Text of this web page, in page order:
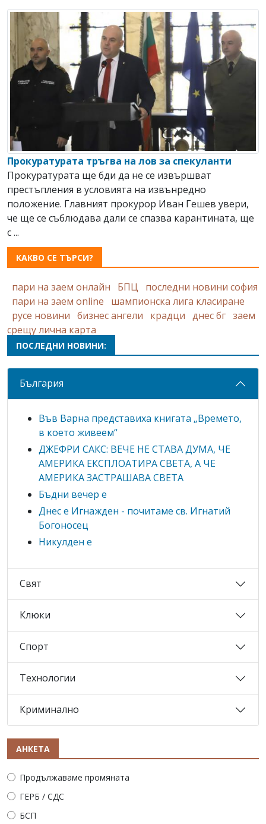
Прокуратурата тръгва на лов за спекуланти
Прокуратурата ще бди да не се извършват
престъпления в условията на извънредно
положение. Главният прокурор Иван Гешев увери,
че ще се съблюдава дали се спазва карантината, ще
с ...
КАКВО СЕ ТЪРСИ?
пари на заем онлайн БПЦ
последни новини софия
пари на заем online
шампионска лига класиране
русе новини бизнес ангели крадци днес бг заем
срещу лична карта
ПОСЛЕДНИ НОВИНИ:
България
Във Варна представиха книгата „Времето,
в което живеем“
ДЖЕФРИ САКС: ВЕЧЕ НЕ СТАВА ДУМА, ЧЕ
АМЕРИКА ЕКСПЛОАТИРА СВЕТА, А ЧЕ
АМЕРИКА ЗАСТРАШАВА СВЕТА
Бъдни вечер е
Днес е Игнажден - почитаме св. Игнатий
Богоносец
Никулден е
Свят
Клюки
Спорт
Технологии
Криминално
АНКЕТА
Продължаваме промяната
ГЕРБ / СДС
БСП